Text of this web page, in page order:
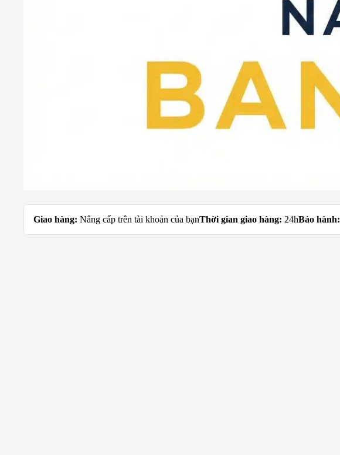
Giao hàng: Nâng cấp trên tài khoản của bạnThời gian giao hàng: 24hBảo hành: